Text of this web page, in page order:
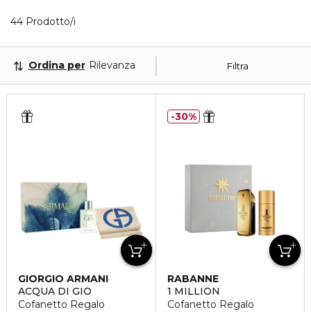
44 Prodotto/i
Filtra
Ordina per Rilevanza
GIORGIO ARMANI
ACQUA DI GIÒ
Cofanetto Regalo
RABANNE
1 MILLION
Cofanetto Regalo
30%